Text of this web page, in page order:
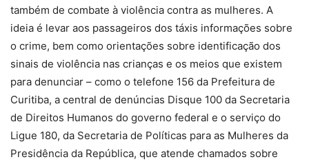
também de combate à violência contra as mulheres. A
ideia é levar aos passageiros dos táxis informações sobre
o crime, bem como orientações sobre identificação dos
sinais de violência nas crianças e os meios que existem
para denunciar – como o telefone 156 da Prefeitura de
Curitiba, a central de denúncias Disque 100 da Secretaria
de Direitos Humanos do governo federal e o serviço do
Ligue 180, da Secretaria de Políticas para as Mulheres da
Presidência da República, que atende chamados sobre